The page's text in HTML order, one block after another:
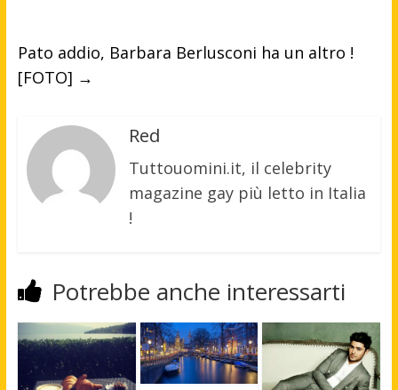
Pato addio, Barbara Berlusconi ha un altro !
[FOTO] →
Red
Tuttouomini.it, il celebrity
magazine gay più letto in Italia
!
Potrebbe anche interessarti